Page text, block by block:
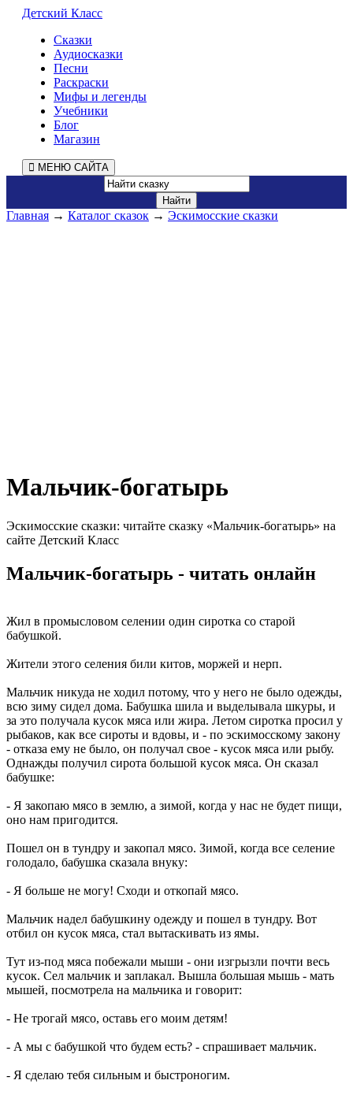
Детский Класс
Сказки
Аудиосказки
Песни
Раскраски
Мифы и легенды
Учебники
Блог
Магазин
МЕНЮ САЙТА
Главная → Каталог сказок → Эскимосские сказки
Мальчик-богатырь
Эскимосские сказки: читайте сказку «Мальчик-богатырь» на
сайте Детский Класс
Мальчик-богатырь - читать онлайн
Жил в промысловом селении один сиротка со старой
бабушкой.
Жители этого селения били китов, моржей и нерп.
Мальчик никуда не ходил потому, что у него не было одежды,
всю зиму сидел дома. Бабушка шила и выделывала шкуры, и
за это получала кусок мяса или жира. Летом сиротка просил у
рыбаков, как все сироты и вдовы, и - по эскимосскому закону
- отказа ему не было, он получал свое - кусок мяса или рыбу.
Однажды получил сирота большой кусок мяса. Он сказал
бабушке:
- Я закопаю мясо в землю, а зимой, когда у нас не будет пищи,
оно нам пригодится.
Пошел он в тундру и закопал мясо. Зимой, когда все селение
голодало, бабушка сказала внуку:
- Я больше не могу! Сходи и откопай мясо.
Мальчик надел бабушкину одежду и пошел в тундру. Вот
отбил он кусок мяса, стал вытаскивать из ямы.
Тут из-под мяса побежали мыши - они изгрызли почти весь
кусок. Сел мальчик и заплакал. Вышла большая мышь - мать
мышей, посмотрела на мальчика и говорит:
- Не трогай мясо, оставь его моим детям!
- А мы с бабушкой что будем есть? - спрашивает мальчик.
- Я сделаю тебя сильным и быстроногим.